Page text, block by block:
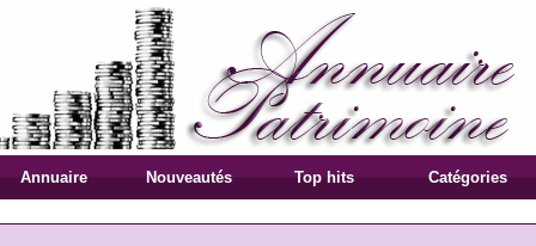
Annuaire Nouveautés Top hits Catégories